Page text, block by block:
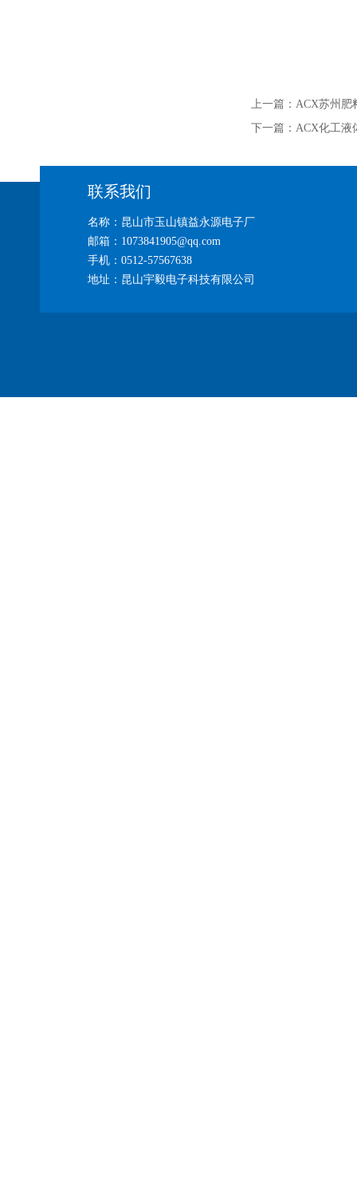
上一篇： ACX苏州肥
下一篇： ACX化工液
联系我们
名称：昆山市玉山镇益永源电子厂
邮箱：1073841905@qq.com
手机：0512-57567638
地址：昆山宇毅电子科技有限公司